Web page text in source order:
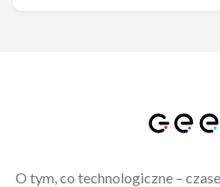
O tym, co technologiczne –